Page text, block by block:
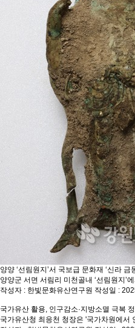
양양 ‘선림원지’서 국보급 문화재 ‘신라 금
양양군 서면 서림리 미천골내 ‘선림원지’
작성자 : 한빛문화유산연구원 작성일 :
국가유산 활용, 인구감소·지방소멸 극복
국가유산청 최응천 청장은 '국가차원에서